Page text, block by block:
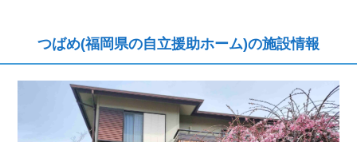
つばめ(福岡県の自立援助ホーム)の施設情報